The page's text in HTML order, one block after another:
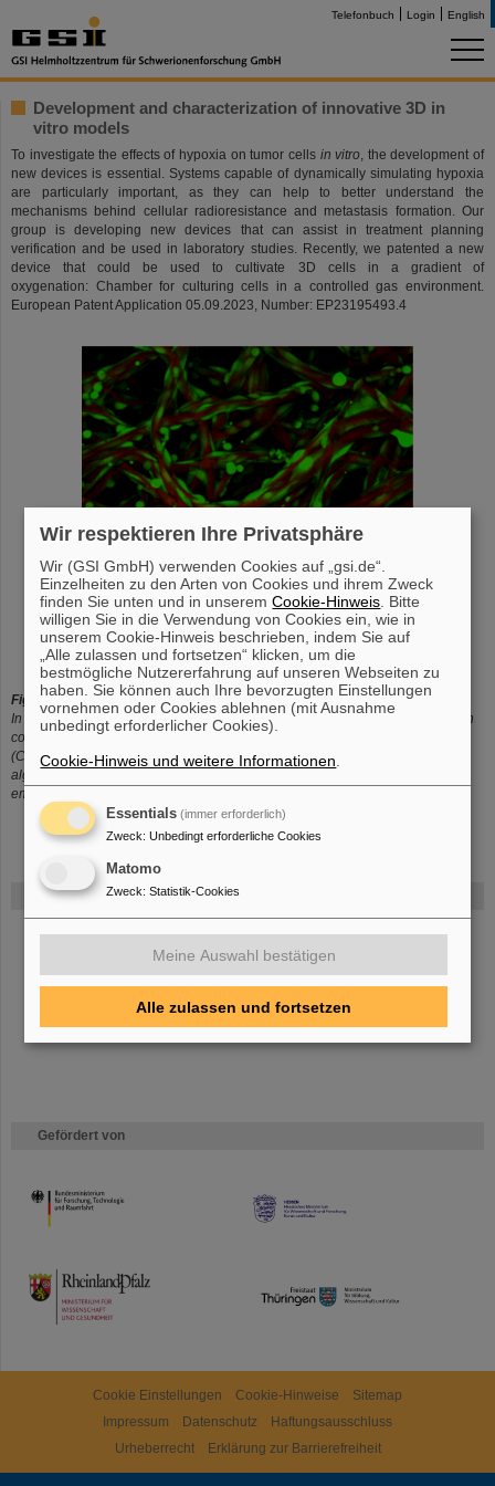
Telefonbuch Login English
FAIR
Bei GSI entsteht das neue Beschleunigerzentrum FAIR.
Erfahren Sie
Gefördert von
HMWK
TMWWDG
Development and characterization of innovative 3D in
vitro models
To investigate the effects of hypoxia on tumor cells in vitro, the development of
new devices is essential. Systems capable of dynamically simulating hypoxia
are particularly important, as they can help to better understand the
mechanisms behind cellular radioresistance and metastasis formation. Our
group is developing new devices that can assist in treatment planning
verification and be used in laboratory studies. Recently, we patented a new
device that could be used to cultivate 3D cells in a gradient of
oxygenation: Chamber for culturing cells in a controlled gas environment.
European Patent Application 05.09.2023, Number: EP23195493.4
©
Figure 5:An example of a biological phantom (3D in vitro model)
In this figure, an example of a biological phantom (3D in vitro model), made in
collaboration with Dr. Bonani, (BIOTech, University of Trento, Italy). The CHO
(Chinese Hamster Ovary) cells are growing on silk fiber immersed in an
alginate gel (Alginic acid salt; alginates are widely used as thickeners and
emulsifiers by the food and cosmetics industry).
Cookie Einstellungen Cookie-Hinweise
Sitemap
Impressum
Datenschutz
Haftungsausschluss
Urheberrecht
Erklärung zur Barrierefreiheit
Wir respektieren Ihre Privatsphäre
Wir (GSI GmbH) verwenden Cookies auf „gsi.de“.
Einzelheiten zu den Arten von Cookies und ihrem Zweck
finden Sie unten und in unseremCookie-Hinweis . Bitte
willigen Sie in die Verwendung von Cookies ein, wie in
unserem Cookie-Hinweis beschrieben, indem Sie auf
„Alle zulassen und fortsetzen“ klicken, um die
bestmögliche Nutzererfahrung auf unseren Webseiten zu
haben. Sie können auch Ihre bevorzugten Einstellungen
vornehmen oder Cookies ablehnen (mit Ausnahme
unbedingt erforderlicher Cookies).
Cookie-Hinweis und weitere Informationen
Essentials (immer erforderlich)
Zweck: Unbedingt erforderliche Cookies
Matomo
Zweck: Statistik-Cookies
Meine Auswahl bestätigen
Alle zulassen und fortsetzen